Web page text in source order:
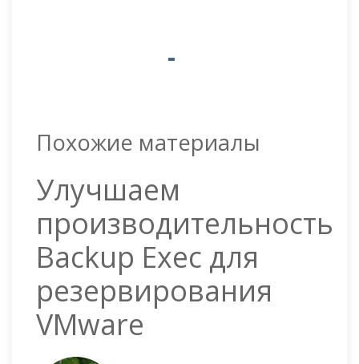
Похожие материалы
Улучшаем
производительность
Backup Exec для
резервирования
VMware